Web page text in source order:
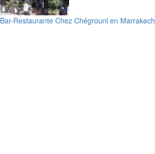
Bar-Restaurante Chez Chégrouni en Marrakech